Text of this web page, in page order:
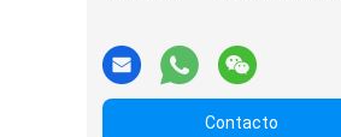
Contacto